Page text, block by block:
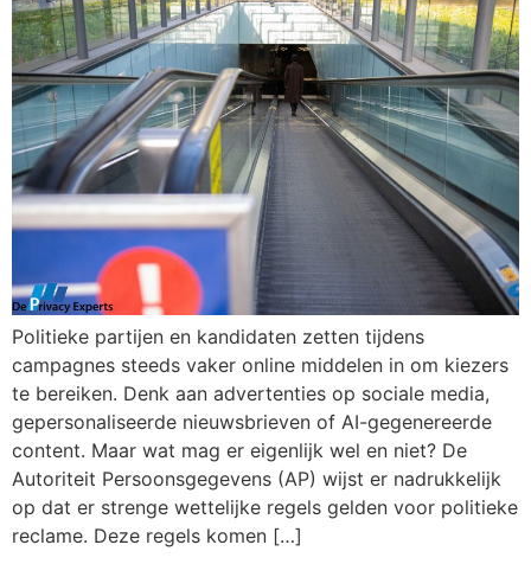
Politieke partijen en kandidaten zetten tijdens
campagnes steeds vaker online middelen in om kiezers
te bereiken. Denk aan advertenties op sociale media,
gepersonaliseerde nieuwsbrieven of AI-gegenereerde
content. Maar wat mag er eigenlijk wel en niet? De
Autoriteit Persoonsgegevens (AP) wijst er nadrukkelijk
op dat er strenge wettelijke regels gelden voor politieke
reclame. Deze regels komen […]